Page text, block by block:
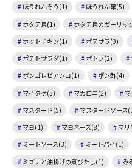
ほうれんそう(1)
ほうれん草(5)
ホタテ貝(1)
ホタテ貝のガーリッ
ホットチキン(1)
ポテサラ(3)
ポテトサラダ(1)
ポトフ(2)
ボンゴレビアンコ(1)
ポン酢(4)
マイタケ(3)
マカロニ(2)
マスタード(5)
マスタードソース
マヨ(1)
マヨネーズ(8) マ
ミートソース(3)
ミートパイ(1)
ミズナと油揚げの煮びたし(1)
み